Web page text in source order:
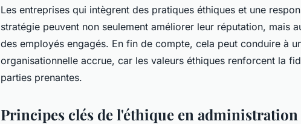
Les entreprises qui intègrent des pratiques éthiques et une
stratégie peuvent non seulement améliorer leur réputation, mais
des employés engagés. En fin de compte, cela peut conduire à
organisationnelle accrue, car les valeurs éthiques renforcent la
parties prenantes.
Principes clés de l'éthique en